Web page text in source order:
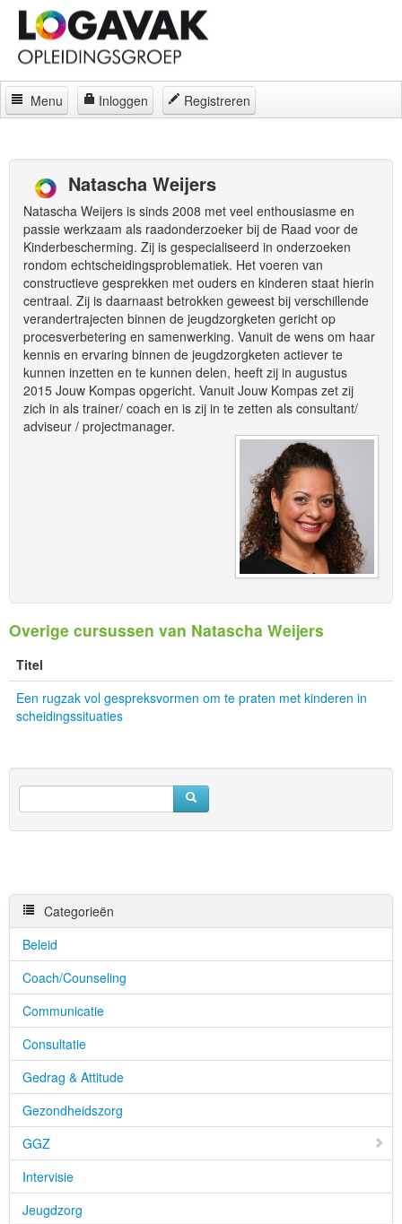
Menu Inloggen
Registreren
Curatorium
Regelingen
Locaties
Contact
Over
Natascha Weijers
Natascha Weijers is sinds 2008 met veel enthousiasme en
passie werkzaam als raadonderzoeker bij de Raad voor de
Kinderbescherming. Zij is gespecialiseerd in onderzoeken
rondom echtscheidingsproblematiek. Het voeren van
constructieve gesprekken met ouders en kinderen staat hierin
centraal. Zij is daarnaast betrokken geweest bij verschillende
verandertrajecten binnen de jeugdzorgketen gericht op
procesverbetering en samenwerking. Vanuit de wens om haar
kennis en ervaring binnen de jeugdzorgketen actiever te
kunnen inzetten en te kunnen delen, heeft zij in augustus
2015 Jouw Kompas opgericht. Vanuit Jouw Kompas zet zij
zich in als trainer/ coach en is zij in te zetten als consultant/
adviseur / projectmanager.
Overige cursussen van Natascha Weijers
Titel
Een rugzak vol gespreksvormen om te praten met kinderen in
scheidingssituaties
Categorieën
Beleid
Coach/Counseling
Communicatie
Consultatie
Gedrag & Attitude
Gezondheidszorg
GGZ
Intervisie
Jeugdzorg